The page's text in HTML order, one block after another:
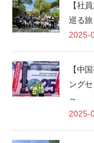
【社
巡る旅
2025-
【中
ング
～
2025-